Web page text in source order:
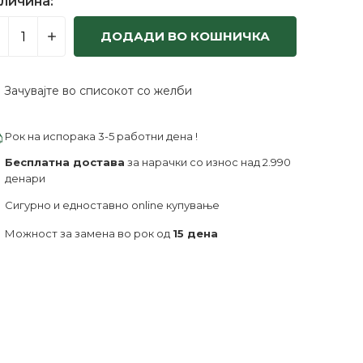
ДОДАДИ ВО КОШНИЧКА
Зачувајте во списокот со желби
Рок на испорака 3-5 работни дена !
Бесплатна достава за нарачки со износ над 2.990
денари
Сигурно и едноставно online купување
Можност за замена во рок од 15 дена